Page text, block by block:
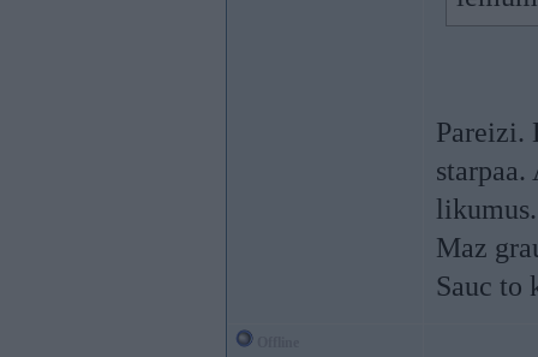
Pareizi.
Maz
Sauc to